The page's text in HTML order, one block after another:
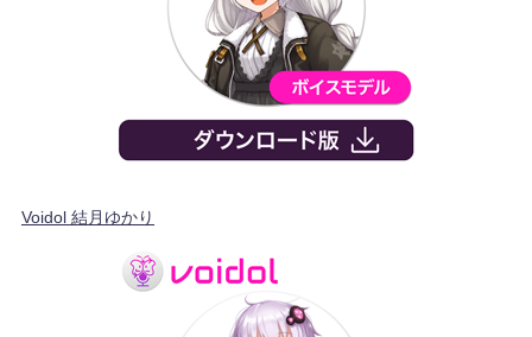
Voidol 結月ゆかり